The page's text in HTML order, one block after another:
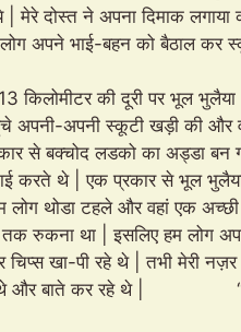
| मेरे दोस्त ने अपना दिमाक
अपने भाई-बहन को बैठाल कर
की दूरी पर भूल भुलैया
अपनी-अपनी स्कूटी खड़ी की
से बक्चोद लडको का अड्डा
करते थे | एक प्रकार से भूल
लोग थोडा टहले और वहां एक
तक रुकना था | इसलिए हम लोग
खा-पी रहे थे | तभी मेरी
थे और बाते कर रहे थे |